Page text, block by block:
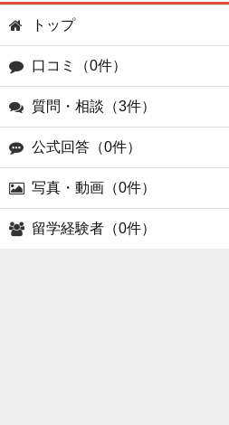
トップ
口コミ（0件）
質問・相談（3件）
公式回答（0件）
写真・動画（0件）
留学経験者（0件）